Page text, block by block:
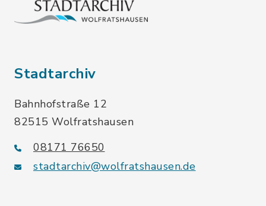
Stadtarchiv
Bahnhofstraße 12
82515 Wolfratshausen
08171 76650
stadtarchiv@wolfratshausen.de